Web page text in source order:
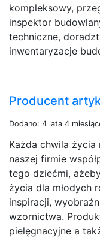
kompleksowy,
inspektor
techniczne,
inwentaryzacje
Producent
Dodano: 4 lata 4
Każda chwila
naszej firmie
tego dziećmi,
życia dla młodych
inspiracji,
wzornictwa.
pielęgnacyjne a